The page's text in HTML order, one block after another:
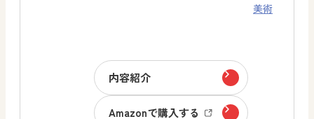
美術
内容紹介
Amazonで購入する